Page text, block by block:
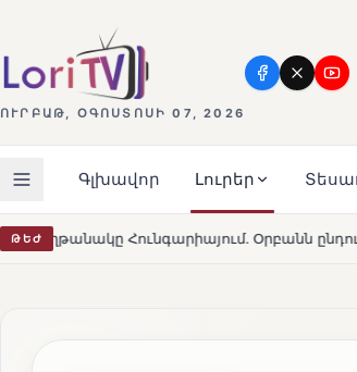
ՈՒՐԲԱԹ, ՕԳՈՍՏՈՍԻ 07, 2026
Գլխավոր Լուրեր
ԹԵԺ Օրբանն ընդունեց պարտությունը HOT